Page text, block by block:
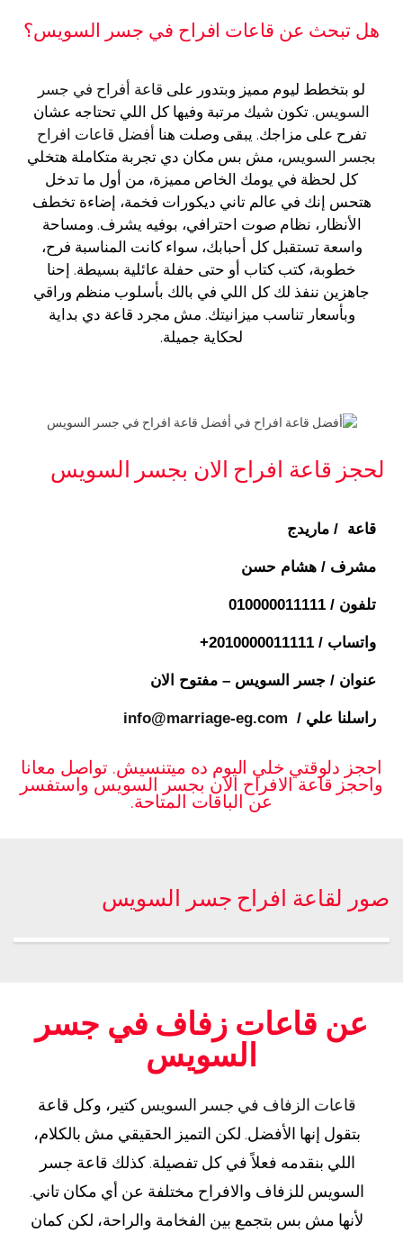
هل تبحث عن قاعات افراح في جسر السويس؟
لو بتخطط ليوم مميز وبتدور على قاعة أفراح في جسر
السويس. تكون شيك مرتبة وفيها كل اللي تحتاجه عشان
تفرح على مزاجك. يبقى وصلت هنا أفضل قاعات افراح
بجسر السويس، مش بس مكان دي تجربة متكاملة هتخلي
كل لحظة في يومك الخاص مميزة، من أول ما تدخل
هتحس إنك في عالم تاني ديكورات فخمة، إضاءة تخطف
الأنظار، نظام صوت احترافي، بوفيه يشرف. ومساحة
واسعة تستقبل كل أحبابك، سواء كانت المناسبة فرح،
خطوبة، كتب كتاب أو حتى حفلة عائلية بسيطة. إحنا
جاهزين ننفذ لك كل اللي في بالك بأسلوب منظم وراقي
وبأسعار تناسب ميزانيتك. مش مجرد قاعة دي بداية
لحكاية جميلة.
لحجز قاعة افراح الان بجسر السويس
قاعة / ماريدج
مشرف / هشام حسن
تلفون / 010000011111
واتساب / ⁦+2010000011111
عنوان / جسر السويس – مفتوح الان
راسلنا علي / info@marriage-eg.com
احجز دلوقتي خلي اليوم ده ميتنسيش. تواصل معانا
واحجز قاعة الافراح الان بجسر السويس واستفسر
عن الباقات المتاحة.
صور لقاعة افراح جسر السويس
عن قاعات زفاف في جسر
السويس
قاعات الزفاف في جسر السويس كتير، وكل قاعة
بتقول إنها الأفضل. لكن التميز الحقيقي مش بالكلام،
اللي بنقدمه فعلاً في كل تفصيلة. كذلك قاعة جسر
السويس للزفاف والافراح مختلفة عن أي مكان تاني.
لأنها مش بس بتجمع بين الفخامة والراحة، لكن كمان